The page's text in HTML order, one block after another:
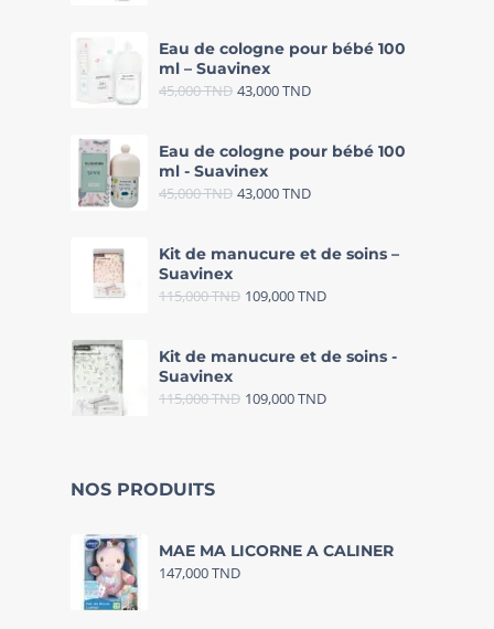
Eau de cologne pour bébé 100
ml – Suavinex
45,000TND 43,000TND
Eau de cologne pour bébé 100
ml - Suavinex
45,000TND 43,000TND
Kit de manucure et de soins –
Suavinex
115,000TND 109,000TND
Kit de manucure et de soins -
Suavinex
115,000TND 109,000TND
NOS PRODUITS
MAE MA LICORNE A CALINER
147,000TND